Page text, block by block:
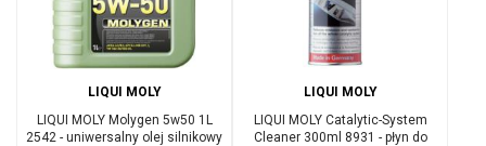
LIQUI MOLY
LIQUI MOLY Molygen 5w50 1L
2542 - uniwersalny olej silnikowy
LIQUI MOLY
LIQUI MOLY Catalytic-System
Cleaner 300ml 8931 - płyn do